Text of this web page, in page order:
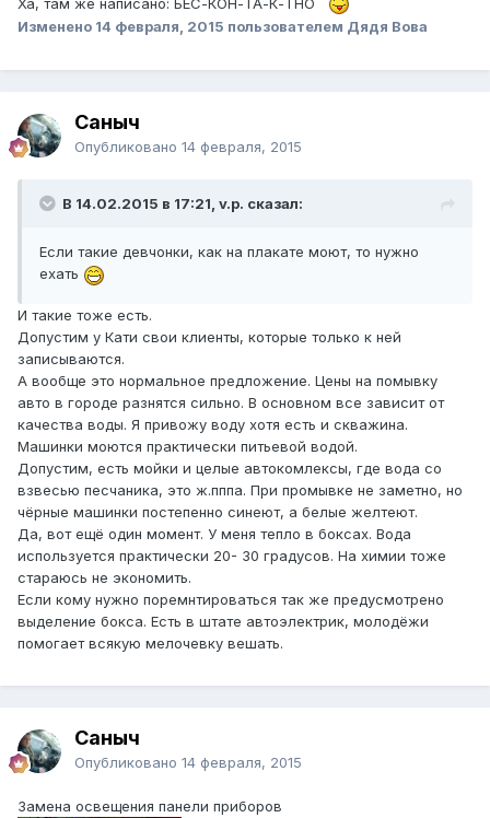
Изменено 14 февраля, 2015 пользователем Дядя Вова
Саныч
Опубликовано 14 февраля, 2015
В 14.02.2015 в 17:21, v.p. сказал:
Если такие девчонки, как на плакате моют, то нужно
ехать
И такие тоже есть.
Допустим у Кати свои клиенты, которые только к ней
записываются.
А вообще это нормальное предложение. Цены на помывку
авто в городе разнятся сильно. В основном все зависит от
качества воды. Я привожу воду хотя есть и скважина.
Машинки моются практически питьевой водой.
Допустим, есть мойки и целые автокомлексы, где вода со
взвесью песчаника, это ж.пппа. При промывке не заметно, но
чёрные машинки постепенно синеют, а белые желтеют.
Да, вот ещё один момент. У меня тепло в боксах. Вода
используется практически 20- 30 градусов. На химии тоже
стараюсь не экономить.
Если кому нужно поремнтироваться так же предусмотрено
выделение бокса. Есть в штате автоэлектрик, молодёжи
помогает всякую мелочевку вешать.
Саныч
Опубликовано 14 февраля, 2015
Замена освещения панели приборов